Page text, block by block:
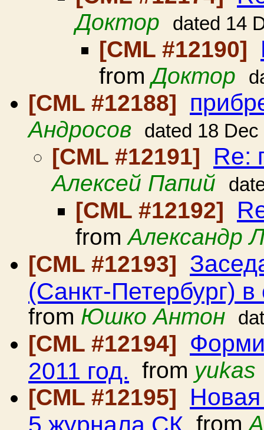
Доктор dated 14
[CML #12190]
fromДоктор
[CML #12188]
Андросов dated 18 Dec
[CML #12191] Re:
Алексей Папий
[CML #12192]
fromАлександр
[CML #12193]
(Санкт-Петербург)
from Юшко Антон
[CML #12194]
2011 год. from yukas
[CML #12195]
5 журнала СК from